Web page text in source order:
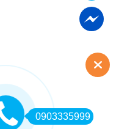
0903335999